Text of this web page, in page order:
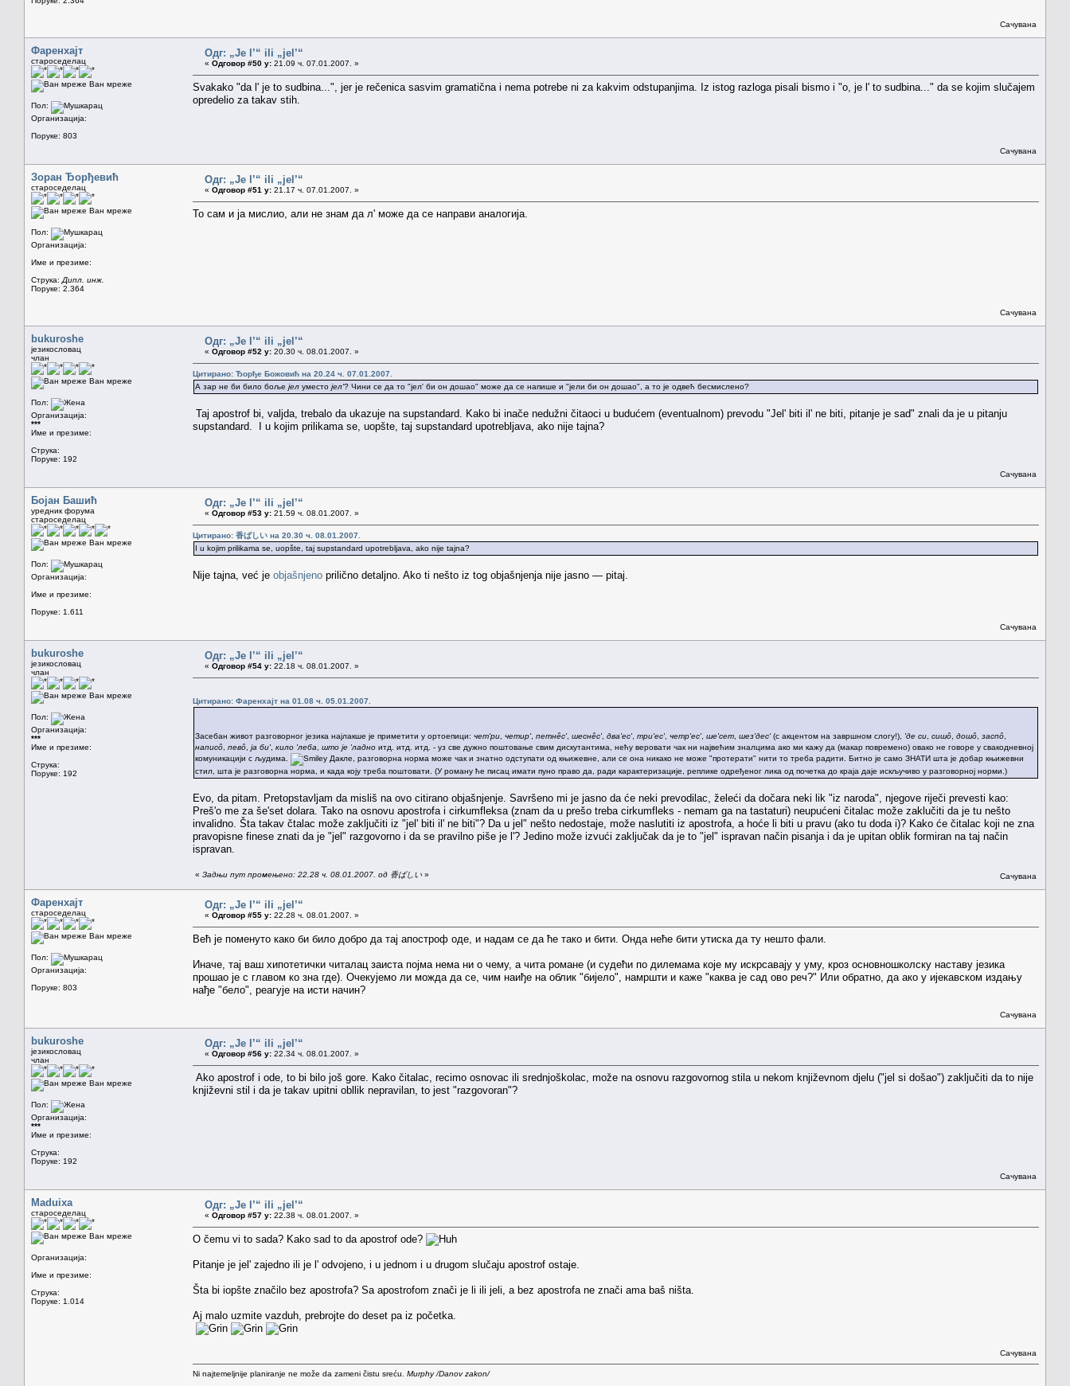
Сачувана
Фаренхајт
староседелац
Ван мреже
Пол:
Организација:
Поруке: 803
Одг: „Je l’“ ili „jel’“
« Одговор #50 у: 21.09 ч. 07.01.2007. »
Svakako "da l' je to sudbina...", jer je rečenica sasvim gramatična i nema potrebe ni za kakvim odstupanjima. Iz istog razloga pisali bismo i "o, je l' to sudbina..." da se kojim slučajem
opredelio za takav stih.
Сачувана
Зоран Ђорђевић
староседелац
Ван мреже
Пол:
Организација:
Име и презиме:
Струка: Дипл. инж.
Поруке: 2.364
Одг: „Je l’“ ili „jel’“
« Одговор #51 у: 21.17 ч. 07.01.2007. »
То сам и ја мислио, али не знам да л' може да се направи аналогија.
Сачувана
bukuroshe
језикословац
члан
Ван мреже
Пол:
Организација:
***
Име и презиме:
Струка:
Поруке: 192
Одг: „Je l’“ ili „jel’“
« Одговор #52 у: 20.30 ч. 08.01.2007. »
Цитирано: Ђорђе Божовић на 20.24 ч. 07.01.2007.
А зар не би било боље јел уместо јел'? Чини се да то "јел' би он дошао" може да се напише и "јели би он дошао", а то је одвећ бесмислено?
Taj apostrof bi, valjda, trebalo da ukazuje na supstandard. Kako bi inače nedužni čitaoci u budućem (eventualnom) prevodu "Jel' biti il' ne biti, pitanje je sad" znali da je u pitanju
supstandard. I u kojim prilikama se, uopšte, taj supstandard upotrebljava, ako nije tajna?
Сачувана
Бојан Башић
уредник форума
староседелац
Ван мреже
Пол:
Организација:
Име и презиме:
Поруке: 1.611
Одг: „Je l’“ ili „jel’“
« Одговор #53 у: 21.59 ч. 08.01.2007. »
Цитирано: 香ばしい на 20.30 ч. 08.01.2007.
I u kojim prilikama se, uopšte, taj supstandard upotrebljava, ako nije tajna?
Nije tajna, već je objašnjeno prilično detaljno. Ako ti nešto iz tog objašnjenja nije jasno — pitaj.
Сачувана
bukuroshe
језикословац
члан
Ван мреже
Пол:
Организација:
***
Име и презиме:
Струка:
Поруке: 192
Одг: „Je l’“ ili „jel’“
« Одговор #54 у: 22.18 ч. 08.01.2007. »
Цитирано: Фаренхајт на 01.08 ч. 05.01.2007.
Засебан живот разговорног језика најлакше је приметити у ортоепици: чет'ри четир' петнêс' шеснêс' два'ес' три'ес' четр'ес' ше'сет шез'дес' (с акцентом на завршном слогу!), 'де си сишô дошô заспô
написô певô ја би' кило 'леба што је 'ладно итд. итд. итд. - уз све дужно поштовање свим дискутантима, нећу веровати чак ни највећим зналцима ако ми кажу да (макар повремено) овако не говоре у свакодневној
комуникацији с људима.
Дакле, разговорна норма може чак и знатно одступати од књижевне, али се она никако не може "протерати" нити то треба радити. Битно је само ЗНАТИ шта је добар књижевни
стил, шта је разговорна норма, и када коју треба поштовати. (У роману ће писац имати пуно право да, ради карактеризације, реплике одређеног лика од почетка до краја даје искључиво у разговорној норми.)
Evo, da pitam. Pretopstavljam da misliš na ovo citirano objašnjenje. Savršeno mi je jasno da će neki prevodilac, želeći da dočara neki lik "iz naroda", njegove riječi prevesti kao:
Preš'o me za še'set dolara. Tako na osnovu apostrofa i cirkumfleksa (znam da u prešo treba cirkumfleks - nemam ga na tastaturi) neupućeni čitalac može zaklučiti da je tu nešto
invalidno. Šta takav čtalac može zaključiti iz "jel' biti il' ne biti"? Da u jel" nešto nedostaje, može naslutiti iz apostrofa, a hoće li biti u pravu (ako tu doda i)? Kako će čitalac koji ne zna
pravopisne finese znati da je "jel" razgovorno i da se pravilno piše je l'? Jedino može izvući zaključak da je to "jel" ispravan način pisanja i da je upitan oblik formiran na taj način
ispravan.
« Задњи пут промењено: 22.28 ч. 08.01.2007. од 香ばしい » Сачувана
Фаренхајт
староседелац
Ван мреже
Пол:
Организација:
Поруке: 803
Одг: „Je l’“ ili „jel’“
« Одговор #55 у: 22.28 ч. 08.01.2007. »
Већ је поменуто како би било добро да тај апостроф оде, и надам се да ће тако и бити. Онда неће бити утиска да ту нешто фали.
Иначе, тај ваш хипотетички читалац заиста појма нема ни о чему, а чита романе (и судећи по дилемама које му искрсавају у уму, кроз основношколску наставу језика
прошао је с главом ко зна где). Очекујемо ли можда да се, чим наиђе на облик "бијело", намршти и каже "каква је сад ово реч?" Или обратно, да ако у ијекавском издању
нађе "бело", реагује на исти начин?
Сачувана
bukuroshe
језикословац
члан
Ван мреже
Пол:
Организација:
***
Име и презиме:
Струка:
Поруке: 192
Одг: „Je l’“ ili „jel’“
« Одговор #56 у: 22.34 ч. 08.01.2007. »
Ako apostrof i ode, to bi bilo još gore. Kako čitalac, recimo osnovac ili srednjoškolac, može na osnovu razgovornog stila u nekom književnom djelu ("jel si došao") zaključiti da to nije
književni stil i da je takav upitni obllik nepravilan, to jest "razgovoran"?
Сачувана
Maduixa
староседелац
Ван мреже
Организација:
Име и презиме:
Струка:
Поруке: 1.014
Одг: „Je l’“ ili „jel’“
« Одговор #57 у: 22.38 ч. 08.01.2007. »
O čemu vi to sada? Kako sad to da apostrof ode?
Pitanje je jel' zajedno ili je l' odvojeno, i u jednom i u drugom slučaju apostrof ostaje.
Šta bi iopšte značilo bez apostrofa? Sa apostrofom znači je li ili jeli, a bez apostrofa ne znači ama baš ništa.
Aj malo uzmite vazduh, prebrojte do deset pa iz početka.
Сачувана
Ni najtemeljnije planiranje ne može da zameni čistu sreću. Murphy /Danov zakon/